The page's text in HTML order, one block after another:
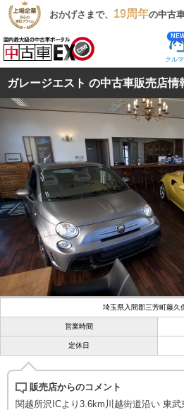
おかげさまで、 19周年の中古
クルマ
ガレージエスト の中古車販売店情
埼玉県入間郡三芳町藤久
営業時間
定休日
販売店からのコメント
関越所沢ICより3.6km川越街道沿い 東